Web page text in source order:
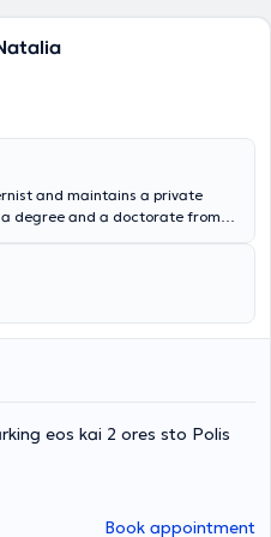
and maintains a private
degree and a doctorate from
Mellitus, and Diabetic
"Laiko" and has also
at the Diabetes Laboratory of
of the Hellenic Society of
eos kai 2 ores sto Polis
Book appointment